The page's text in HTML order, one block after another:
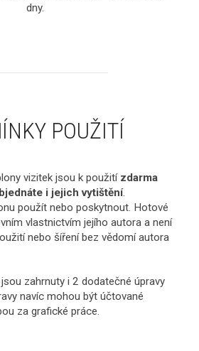
dny.
POUŽITÍ
vizitek jsou k použití zdarma
i jejich vytištění.
použít nebo poskytnout. Hotové
vlastnictvím jejího autora a není
nebo šíření bez vědomí autora
zahrnuty i 2 dodatečné úpravy
navíc mohou být účtované
za grafické práce.